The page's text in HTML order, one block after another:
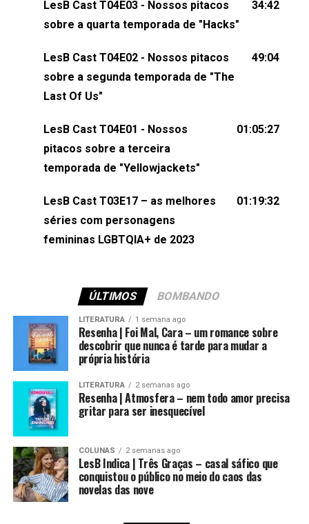
comentários, perguntas ou qualquer outra coisa,
nos envie uma mensagem pelas redes sociais ou
esqueça de visitar nosso site e também redes
sociais:Twitter: ⁠⁠⁠⁠@lesbout_br⁠⁠⁠⁠ Instagram: ⁠⁠⁠⁠@lesbout_br⁠⁠⁠⁠
(⁠⁠⁠⁠⁠⁠@KarolenPassos⁠⁠⁠⁠⁠⁠)Participação de Bruna Fentanes
(⁠⁠⁠⁠@brunarfentanes⁠⁠⁠⁠) e Pollyelly FlorêncioEdição de
Naiady Machado
LesB Cast T04E03 - Nossos pitacos
sobre a quarta temporada de "Hacks"
34:42
LesB Cast T04E02 - Nossos pitacos
sobre a segunda temporada de "The
Last Of Us"
49:04
LesB Cast T04E01 - Nossos
pitacos sobre a terceira
temporada de "Yellowjackets"
01:05:27
LesB Cast T03E17 – as melhores
séries com personagens
femininas LGBTQIA+ de 2023
01:19:32
ÚLTIMOS BOMBANDO
LITERATURA 1 semana ago
Resenha | Foi Mal, Cara – um romance sobre
descobrir que nunca é tarde para mudar a
própria história
LITERATURA 2 semanas ago
Resenha | Atmosfera – nem todo amor precisa
gritar para ser inesquecível
COLUNAS 2 semanas ago
LesB Indica | Três Graças – casal sáfico que
conquistou o público no meio do caos das
novelas das nove